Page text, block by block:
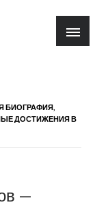
БИОГРАФИЯ,
ДОСТИЖЕНИЯ В
—